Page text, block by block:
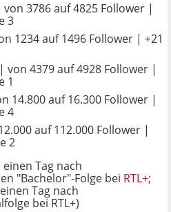
von 3786 auf 4825 Follower |
3
1234 auf 1496 Follower | +21
| von 4379 auf 4928 Follower |
1
14.800 auf 16.300 Follower |
4
auf 112.000 Follower |
2
Tag nach
"Bachelor"-Folge bei RTL+;
Tag nach
bei RTL+)